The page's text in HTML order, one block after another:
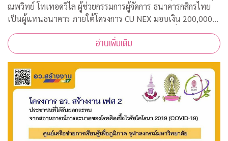
ณพวิทย์ โทเทอดวิไล ผู้ช่วยกรรมการผู้จัดการ ธนาคารกสิกรไทย
เป็นผู้แทนธนาคาร ภายใต้โครงการ CU NEX มอบเงิน 200,000
บาท ร่วมสมทบทุนสงเคราะห์สวัสดิภาพนิสิตจุฬาฯ ที่ได้รับผลกระ
ทบจากการแพร่ระบาดของเชื้อไอ่านเพิ่มเติม